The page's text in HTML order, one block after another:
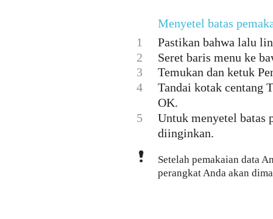
Menyetel batas
1
Pastikan bahwa lalu
2
Seret baris menu ke
3
Temukan dan ketuk
4
Tandai kotak centang
OK.
5
Untuk menyetel batas
diinginkan.
Setelah pemakaian data
perangkat Anda akan